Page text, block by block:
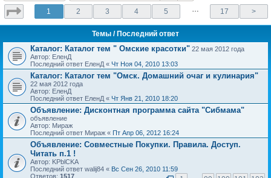
1 2 3 4 5 … 17 >
Темы / Последний ответ
Каталог: Каталог тем " Омские красотки" 22 мая 2012 года
Автор: ЕленД
Последний ответ ЕленД « Чт Ноя 04, 2010 13:03
Каталог: Каталог тем "Омск. Домашний очаг и кулинария"
22 мая 2012 года
Автор: ЕленД
Последний ответ ЕленД « Чт Янв 21, 2010 18:20
Объявление: Дисконтная программа сайта "Сибмама"
объявление
Автор: Мираж
Последний ответ Мираж « Пт Апр 06, 2012 16:24
Объявление: Совместные Покупки. Правила. Доступ.
Читать п.1 !
Автор: KPblCKA
Последний ответ walij84 « Вс Сен 26, 2010 11:59
Ответов: 1517